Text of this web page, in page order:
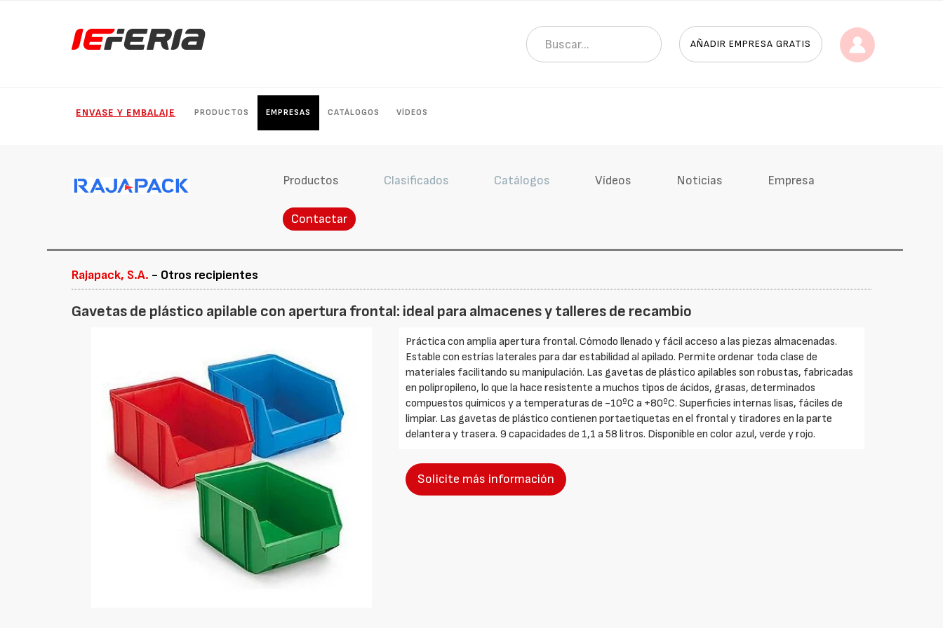
AÑADIR EMPRESA GRATIS
ENVASE Y EMBALAJE PRODUCTOS EMPRESAS CATÁLOGOS VÍDEOS
Productos Clasificados Catálogos Vídeos Noticias Empresa
Contactar
Rajapack, S.A. - Otros recipientes
Gavetas de plástico apilable con apertura frontal: ideal para almacenes y talleres de recambio
Práctica con amplia apertura frontal. Cómodo llenado y fácil acceso a las piezas almacenadas.
Estable con estrías laterales para dar estabilidad al apilado. Permite ordenar toda clase de
materiales facilitando su manipulación. Las gavetas de plástico apilables son robustas, fabricadas
en polipropileno, lo que la hace resistente a muchos tipos de ácidos, grasas, determinados
compuestos químicos y a temperaturas de -10ºC a +80ºC. Superficies internas lisas, fáciles de
limpiar. Las gavetas de plástico contienen portaetiquetas en el frontal y tiradores en la parte
delantera y trasera. 9 capacidades de 1,1 a 58 litros. Disponible en color azul, verde y rojo.
Solicite más información